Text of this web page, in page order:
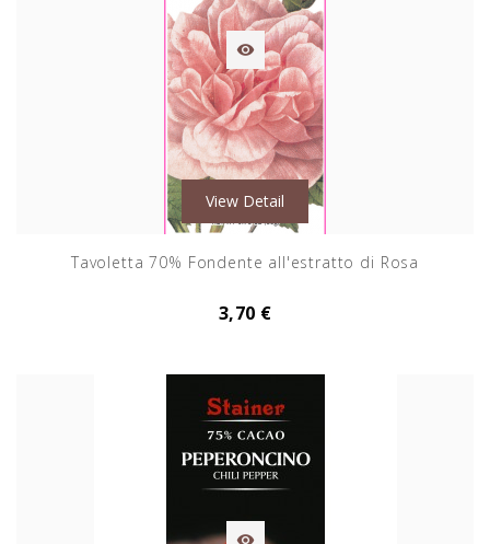

View Detail
Tavoletta 70% Fondente all'estratto di Rosa
3,70 €